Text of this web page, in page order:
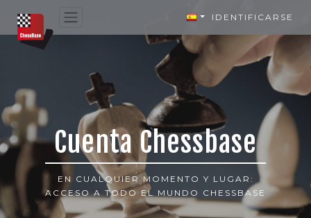
IDENTIFICARSE
Cuenta Chessbase
EN CUALQUIER MOMENTO Y LUGAR:
ACCESO A TODO EL MUNDO CHESSBASE